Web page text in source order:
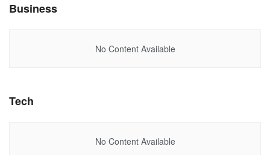
Business
No Content Available
Tech
No Content Available